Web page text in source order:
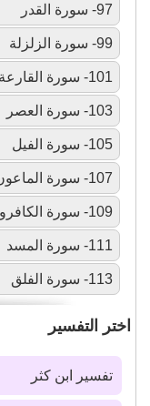
97- سورة القدر
99- سورة الزلزلة
101- سورة القارعة
103- سورة العصر
105- سورة الفيل
107- سورة الماعون
109- سورة الكافرون
111- سورة المسد
113- سورة الفلق
اختر التفسير
تفسير ابن كثر